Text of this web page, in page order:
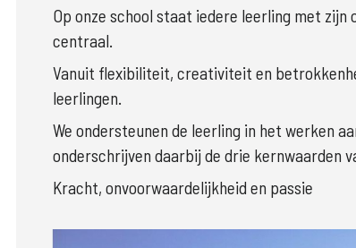
Op onze school staat iedere leerling met
centraal.
Vanuit flexibiliteit, creativiteit en
leerlingen.
We ondersteunen de leerling in het werken
onderschrijven daarbij de drie kernwaarden
Kracht, onvoorwaardelijkheid en passie